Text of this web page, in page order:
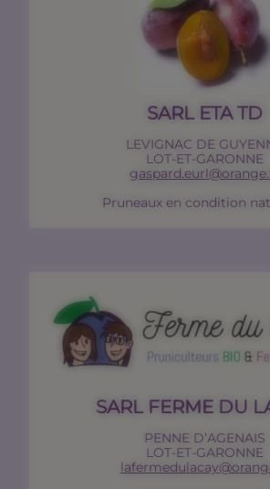
SARL ETA TD
LEVIGNAC DE
LOT-ET-GARONNE
Pruneaux en condition
SARL FERME DU
PENNE D’AGENAIS
LOT-ET-GARONNE